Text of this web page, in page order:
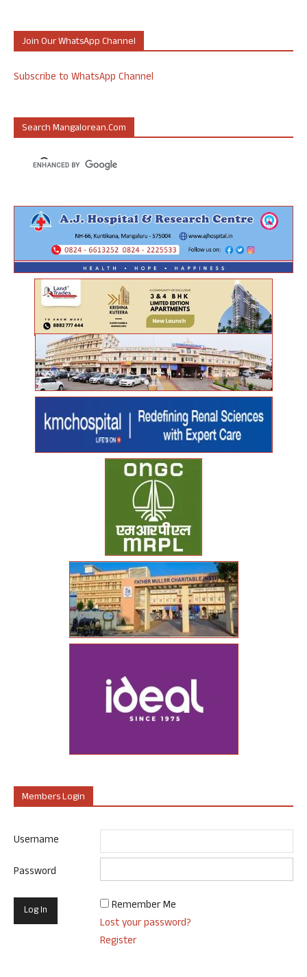
Join Our WhatsApp Channel
Subscribe to WhatsApp Channel
Search Mangalorean.com
Members Login
Username
Password
Remember Me
Lost your password?
Register